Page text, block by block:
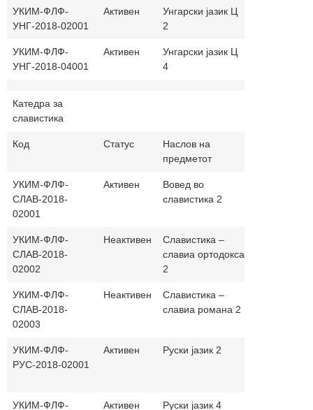
УКИМ-ФЛФ-
УНГ-2018-02001
Активен
Унгарски јазик Ц
2
УКИМ-ФЛФ-
УНГ-2018-04001
Активен
Унгарски јазик Ц
4
Катедра за
славистика
Код Статус
Наслов на
предметот
УКИМ-ФЛФ-
СЛАВ-2018-
02001
Активен
Вовед во
славистика 2
УКИМ-ФЛФ-
СЛАВ-2018-
02002
Неактивен
Славистика –
славиа ортодокса
2
УКИМ-ФЛФ-
СЛАВ-2018-
02003
Неактивен
Славистика –
славиа романа 2
УКИМ-ФЛФ-
РУС-2018-02001
Активен Руски јазик 2
УКИМ-ФЛФ- Активен Руски јазик 4